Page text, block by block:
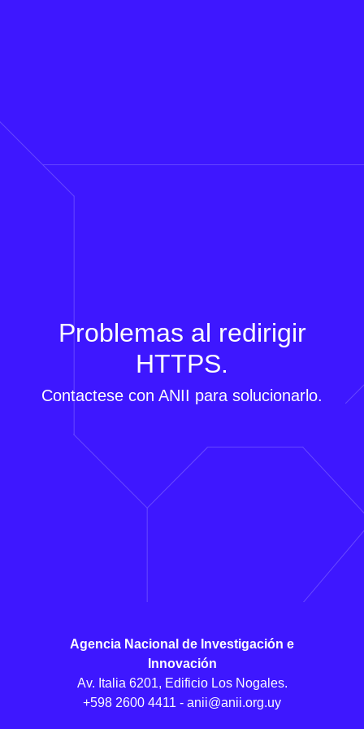
Problemas al redirigir
HTTPS.
Contactese con ANII para solucionarlo.
Agencia Nacional de Investigación e
Innovación
Av. Italia 6201, Edificio Los Nogales.
+598 2600 4411 - anii@anii.org.uy